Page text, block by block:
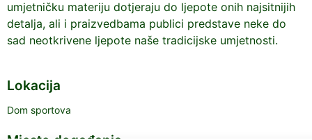
umjetničku materiju dotjeraju do ljepote onih najsitnijih
detalja, ali i praizvedbama publici predstave neke do
sad neotkrivene ljepote naše tradicijske umjetnosti.
Lokacija
Dom sportova